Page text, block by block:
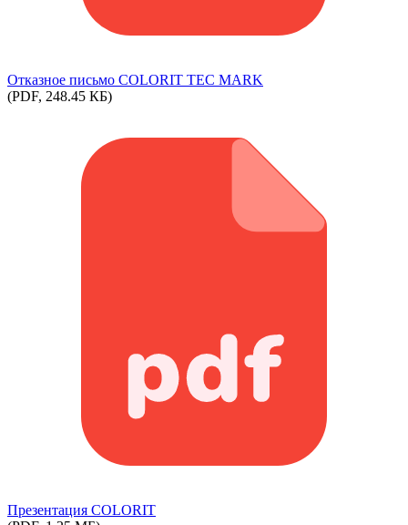
Отказное письмо COLORIT TEC MARK
(PDF, 248.45 КБ)
Презентация COLORIT